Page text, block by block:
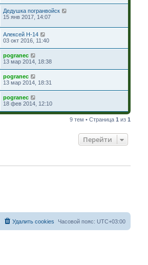
Дедушка погранвойск
15 янв 2017, 14:07
Алексей Н-14
03 окт 2016, 11:40
pogranec
13 мар 2014, 18:38
pogranec
13 мар 2014, 18:31
pogranec
18 фев 2014, 12:10
9 тем • Страница1 из1
Перейти
Часовой пояс: UTC+03:00
Удалить cookies